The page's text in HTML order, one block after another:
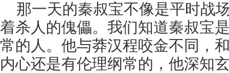
那一天的秦叔宝不像是平时战
着杀人的傀儡。我们知道秦叔宝
常的人。他与莽汉程咬金不同，
内心还是有伦理纲常的，他深知